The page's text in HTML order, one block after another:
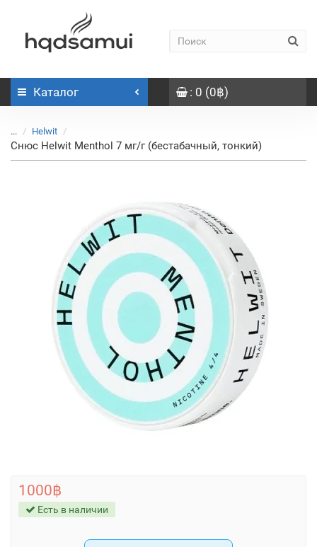
Каталог : 0 (0฿)
... Helwit
Снюс Helwit Menthol 7 мг/г (бестабачный, тонкий)
1000฿
Есть в наличии